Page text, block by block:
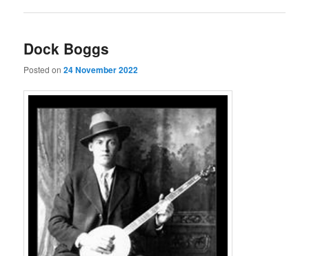
Dock Boggs
Posted on24 November 2022